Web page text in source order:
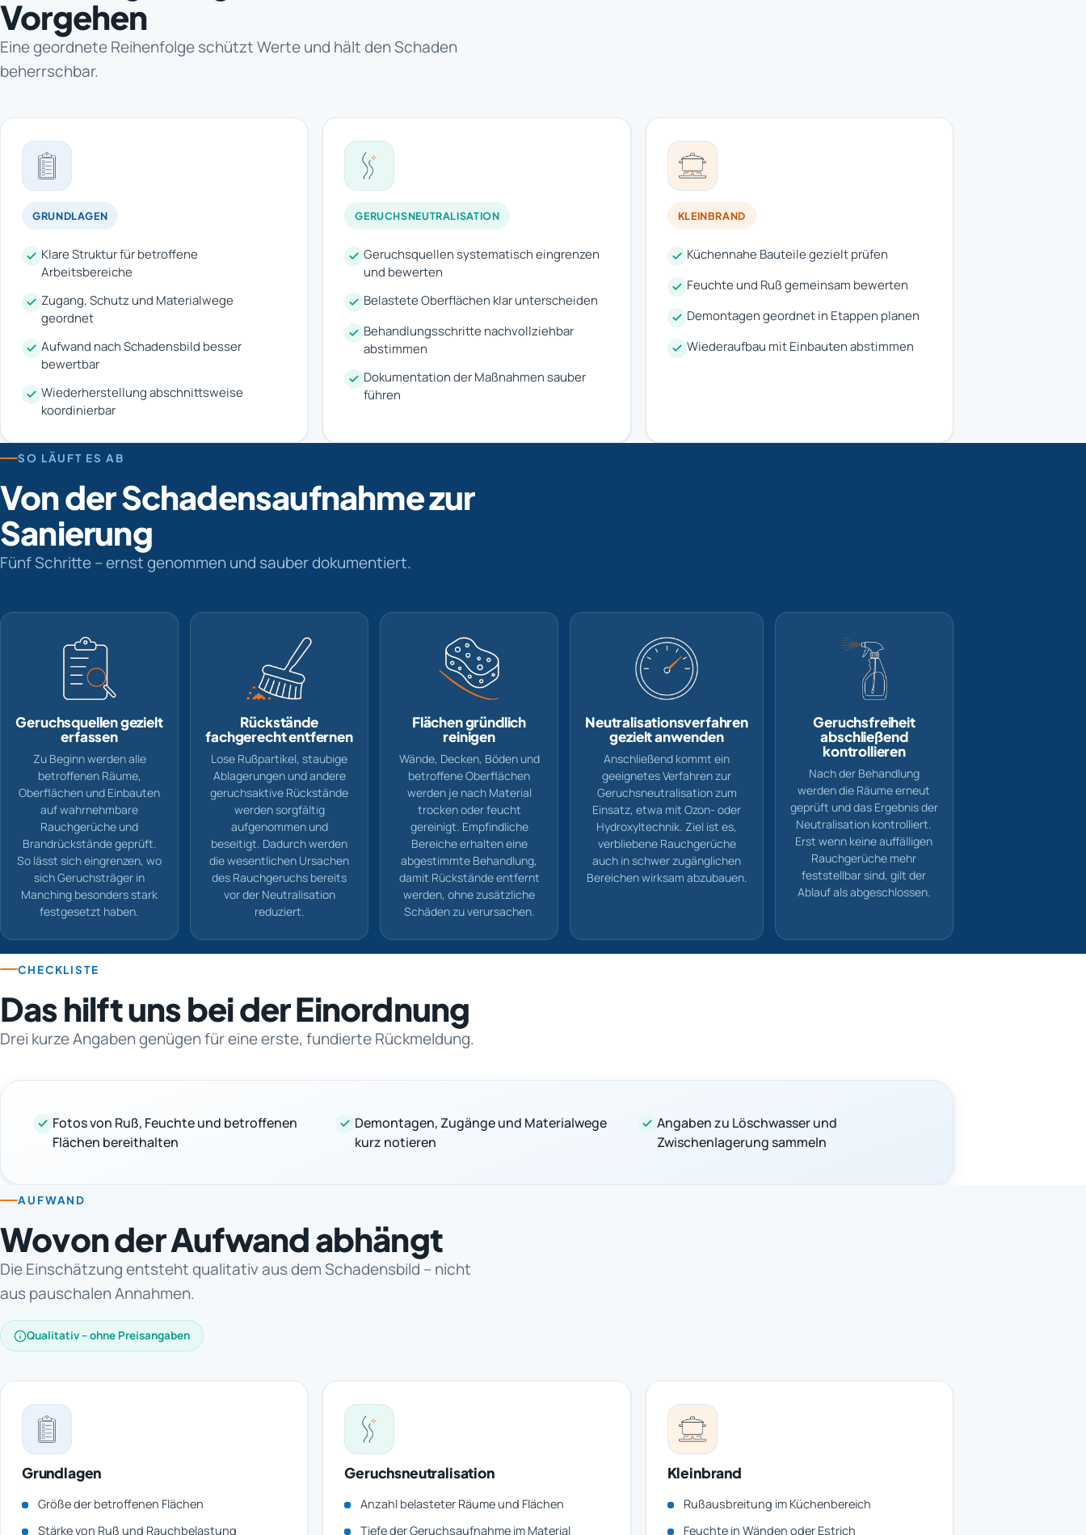
Vorgehen
Eine geordnete Reihenfolge schützt Werte und hält den Schaden
beherrschbar.
GRUNDLAGEN
Klare Struktur für betroffene
Arbeitsbereiche
Zugang, Schutz und Materialwege
geordnet
Aufwand nach Schadensbild besser
bewertbar
Wiederherstellung abschnittsweise
koordinierbar
GERUCHSNEUTRALISATION
Geruchsquellen systematisch eingrenzen
und bewerten
Belastete Oberflächen klar unterscheiden
Behandlungsschritte nachvollziehbar
abstimmen
Dokumentation der Maßnahmen sauber
führen
KLEINBRAND
Küchennahe Bauteile gezielt prüfen
Feuchte und Ruß gemeinsam bewerten
Demontagen geordnet in Etappen planen
Wiederaufbau mit Einbauten abstimmen
SO LÄUFT ES AB
Von der Schadensaufnahme zur
Sanierung
Fünf Schritte – ernst genommen und sauber dokumentiert.
Geruchsquellen gezielt
erfassen
Zu Beginn werden alle
betroffenen Räume,
Oberflächen und Einbauten
auf wahrnehmbare
Rauchgerüche und
Brandrückstände geprüft.
So lässt sich eingrenzen, wo
sich Geruchsträger in
Manching besonders stark
festgesetzt haben.
Rückstände
fachgerecht entfernen
Lose Rußpartikel, staubige
Ablagerungen und andere
geruchsaktive Rückstände
werden sorgfältig
aufgenommen und
beseitigt. Dadurch werden
die wesentlichen Ursachen
des Rauchgeruchs bereits
vor der Neutralisation
reduziert.
Flächen gründlich
reinigen
Wände, Decken, Böden und
betroffene Oberflächen
werden je nach Material
trocken oder feucht
gereinigt. Empfindliche
Bereiche erhalten eine
abgestimmte Behandlung,
damit Rückstände entfernt
werden, ohne zusätzliche
Schäden zu verursachen.
Neutralisationsverfahren
gezielt anwenden
Anschließend kommt ein
geeignetes Verfahren zur
Geruchsneutralisation zum
Einsatz, etwa mit Ozon- oder
Hydroxyltechnik. Ziel ist es,
verbliebene Rauchgerüche
auch in schwer zugänglichen
Bereichen wirksam abzubauen.
Geruchsfreiheit
abschließend
kontrollieren
Nach der Behandlung
werden die Räume erneut
geprüft und das Ergebnis der
Neutralisation kontrolliert.
Erst wenn keine auffälligen
Rauchgerüche mehr
feststellbar sind, gilt der
Ablauf als abgeschlossen.
CHECKLISTE
Das hilft uns bei der Einordnung
Drei kurze Angaben genügen für eine erste, fundierte Rückmeldung.
Fotos von Ruß, Feuchte und betroffenen
Flächen bereithalten
Demontagen, Zugänge und Materialwege
kurz notieren
Angaben zu Löschwasser und
Zwischenlagerung sammeln
AUFWAND
Wovon der Aufwand abhängt
Die Einschätzung entsteht qualitativ aus dem Schadensbild – nicht
aus pauschalen Annahmen.
Qualitativ – ohne Preisangaben
Grundlagen
Größe der betroffenen Flächen
Stärke von Ruß und Rauchbelastung
Geruchsneutralisation
Anzahl belasteter Räume und Flächen
Tiefe der Geruchsaufnahme im Material
Kleinbrand
Rußausbreitung im Küchenbereich
Feuchte in Wänden oder Estrich